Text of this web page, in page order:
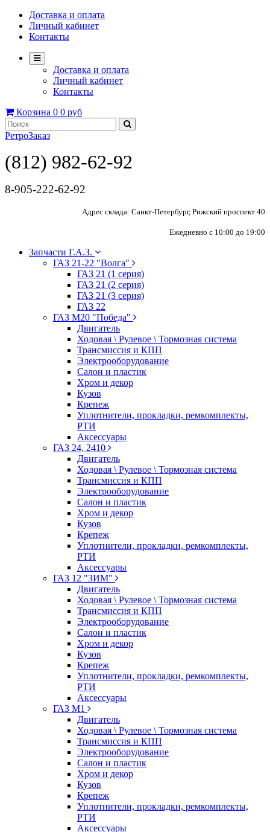
Доставка и оплата
Личный кабинет
Контакты
Доставка и оплата
Личный кабинет
Контакты
Корзина 0 0 руб
РетроЗаказ
(812) 982-62-92
8-905-222-62-92
Адрес склада: Санкт-Петербург, Рижский проспект 40
Ежедневно с 10:00 до 19:00
Запчасти Г.А.З.
ГАЗ 21-22 "Волга"
ГАЗ 21 (1 серия)
ГАЗ 21 (2 серия)
ГАЗ 21 (3 серия)
ГАЗ 22
ГАЗ М20 "Победа"
Двигатель
Ходовая \ Рулевое \ Тормозная система
Трансмиссия и КПП
Электрооборудование
Салон и пластик
Хром и декор
Кузов
Крепеж
Уплотнители, прокладки, ремкомплекты,
РТИ
Аксессуары
ГАЗ 24, 2410
Двигатель
Ходовая \ Рулевое \ Тормозная система
Трансмиссия и КПП
Электрооборудование
Салон и пластик
Хром и декор
Кузов
Крепеж
Уплотнители, прокладки, ремкомплекты,
РТИ
Аксессуары
ГАЗ 12 "ЗИМ"
Двигатель
Ходовая \ Рулевое \ Тормозная система
Трансмиссия и КПП
Электрооборудование
Салон и пластик
Хром и декор
Кузов
Крепеж
Уплотнители, прокладки, ремкомплекты,
РТИ
Аксессуары
ГАЗ М1
Двигатель
Ходовая \ Рулевое \ Тормозная система
Трансмиссия и КПП
Электрооборудование
Салон и пластик
Хром и декор
Кузов
Крепеж
Уплотнители, прокладки, ремкомплекты,
РТИ
Аксессуары